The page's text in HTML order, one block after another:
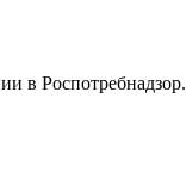
в Роспотребнадзор.